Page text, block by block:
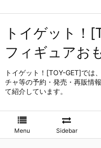
トイゲット！
フィギュアお
トイゲット！[TOY-GET]では
チャ等の予約・発売・再販情
て紹介しています。
Menu Sidebar